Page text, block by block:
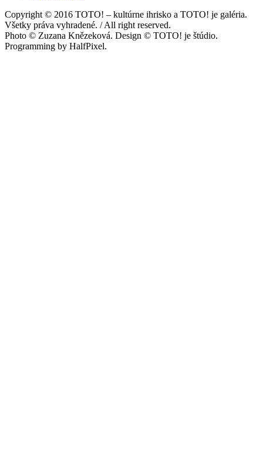
Copyright © 2016 TOTO! – kultúrne ihrisko a TOTO! je galéria.
Všetky práva vyhradené. / All right reserved.
Photo © Zuzana Knězeková. Design © TOTO! je štúdio.
Programming by HalfPixel.